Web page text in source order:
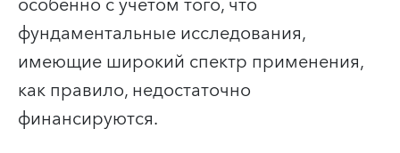
фундаментальные исследования,
имеющие широкий спектр применения,
как правило, недостаточно
финансируются.